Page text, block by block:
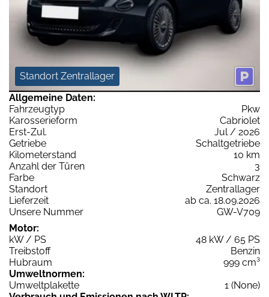
Standort Zentrallager
Allgemeine Daten:
Fahrzeugtyp
Pkw
Karosserieform
Cabriolet
Erst-Zul.
Jul / 2026
Getriebe
Schaltgetriebe
Kilometerstand
10 km
Anzahl der Türen
3
Farbe
Schwarz
Standort
Zentrallager
Lieferzeit
ab ca. 18.09.2026
Unsere Nummer
GW-V709
Motor:
kW / PS
48 kW / 65 PS
Treibstoff
Benzin
Hubraum
999 cm³
Umweltnormen:
Umweltplakette
1 (None)